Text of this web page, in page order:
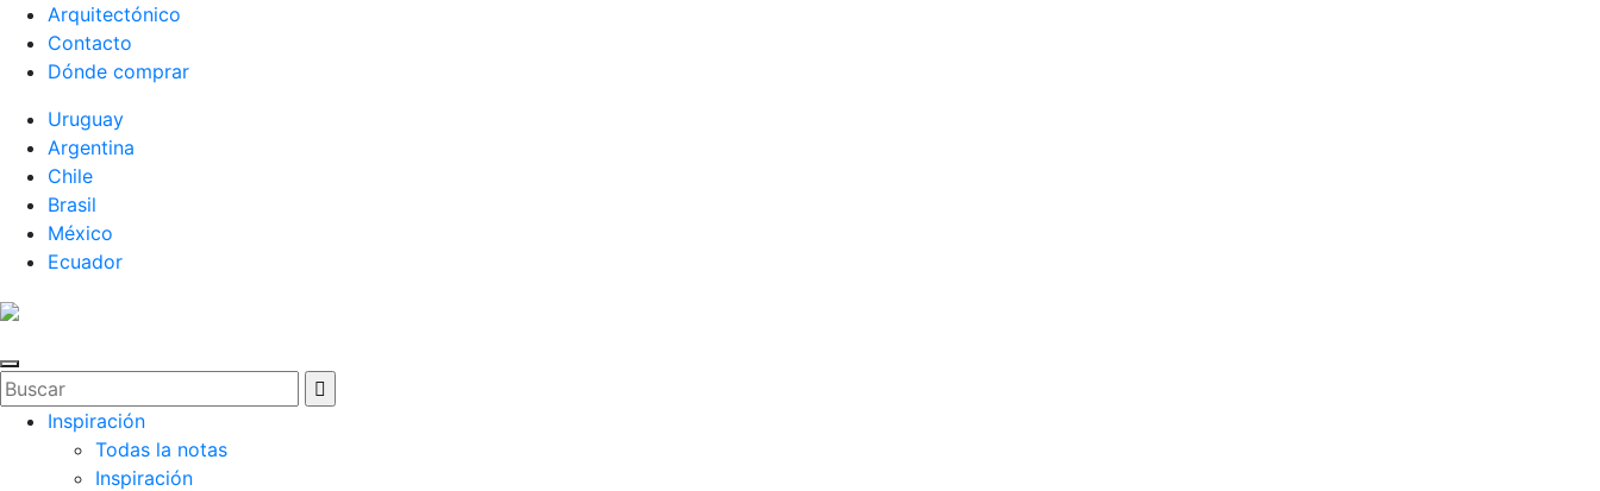
Arquitectónico
Contacto
Dónde comprar
Uruguay
Argentina
Chile
Brasil
México
Ecuador
Inspiración
Todas la notas
Inspiración